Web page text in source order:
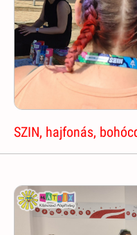
SZIN, hajfonás,